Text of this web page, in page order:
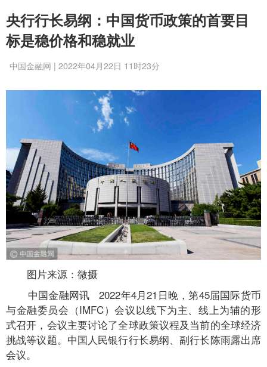
央行行长易纲：中国货币政策的首要目
标是稳价格和稳就业
中国金融网 | 2022年04月22日 11时23分
图片来源：微摄
中国金融网讯2022年4月21日晚，第45届国际货币
与金融委员会（IMFC）会议以线下为主、线上为辅的形
式召开，会议主要讨论了全球政策议程及当前的全球经济
挑战等议题。中国人民银行行长易纲、副行长陈雨露出席
会议。